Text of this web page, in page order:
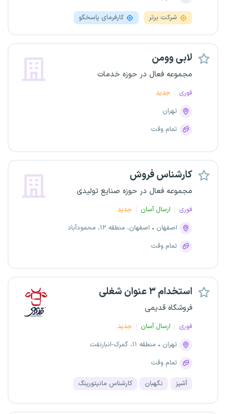
شرکت برتر کارفرمای پاسخگو
لابی وومن
مجموعه فعال در حوزه خدمات
فوری
جدید
تهران
تمام وقت
کارشناس فروش
مجموعه فعال در حوزه صنایع تولیدی
فوری ارسال آسان
جدید
اصفهان
اصفهان، منطقه ۱۲، محمودآباد
تمام وقت
استخدام ۳ عنوان شغلی
فروشگاه قدیمی
فوری ارسال آسان
جدید
تهران
منطقه ۱۱، گمرک-انبارنفت
تمام وقت
آشپز نگهبان کارشناس مانیتورینگ